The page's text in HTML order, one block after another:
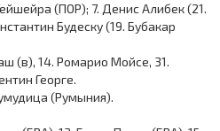
(ПОР); 7. Денис Алибек (21.
Будеску (19. Бубакар
(в), 14. Ромарио Мойсе, 31.
Георге.
(Румыния).